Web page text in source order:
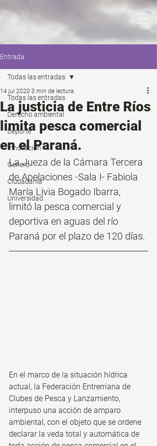
Entrada
Todas las entradas
Derecho ambiental
Deporte
Innovación
Genero
Ciudadanía
Universidad
Todas las entradas
La justicia de Entre Ríos
limita pesca comercial
en el Paraná.
14 jul 2020 3 min de lectura
La Jueza de la Cámara Tercera
de Apelaciones -Sala I- Fabiola
María Livia Bogado Ibarra,
limitó la pesca comercial y
deportiva en aguas del río
Paraná por el plazo de 120 días.
En el marco de la situación hídrica
actual, la Federación Entrerriana de
Clubes de Pesca y Lanzamiento,
interpuso una acción de amparo
ambiental, con el objeto que se ordene
declarar la veda total y automática de